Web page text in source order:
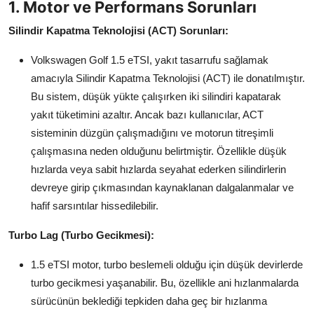
Aydınlatma & Görüş
Dizel Sistemler
Multimedya & Elektronik
1. Motor ve Performans Sorunları
Silindir Kapatma Teknolojisi (ACT) Sorunları:
Volkswagen Golf 1.5 eTSI, yakıt tasarrufu sağlamak
amacıyla Silindir Kapatma Teknolojisi (ACT) ile donatılmıştır.
Bu sistem, düşük yükte çalışırken iki silindiri kapatarak
yakıt tüketimini azaltır. Ancak bazı kullanıcılar, ACT
sisteminin düzgün çalışmadığını ve motorun titreşimli
çalışmasına neden olduğunu belirtmiştir. Özellikle düşük
hızlarda veya sabit hızlarda seyahat ederken silindirlerin
devreye girip çıkmasından kaynaklanan dalgalanmalar ve
hafif sarsıntılar hissedilebilir.
Turbo Lag (Turbo Gecikmesi):
1.5 eTSI motor, turbo beslemeli olduğu için düşük devirlerde
turbo gecikmesi yaşanabilir. Bu, özellikle ani hızlanmalarda
sürücünün beklediği tepkiden daha geç bir hızlanma